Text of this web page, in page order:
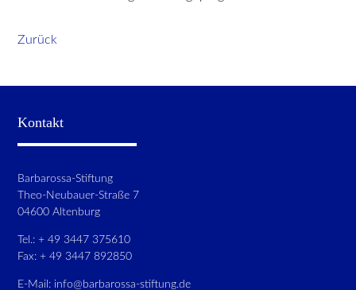
Zurück
Kontakt
Barbarossa-Stiftung
Theo-Neubauer-Straße 7
04600 Altenburg
Tel.: + 49 3447 375610
Fax: + 49 3447 892850
E-Mail: info@barbarossa-stiftung.de